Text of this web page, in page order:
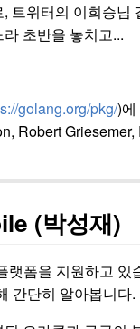
트위터의 이희승
초반을 놓치고...
golang.org/pkg/)
Robert
(박성재)
랫폼을 지원하고
간단히 알아봅니